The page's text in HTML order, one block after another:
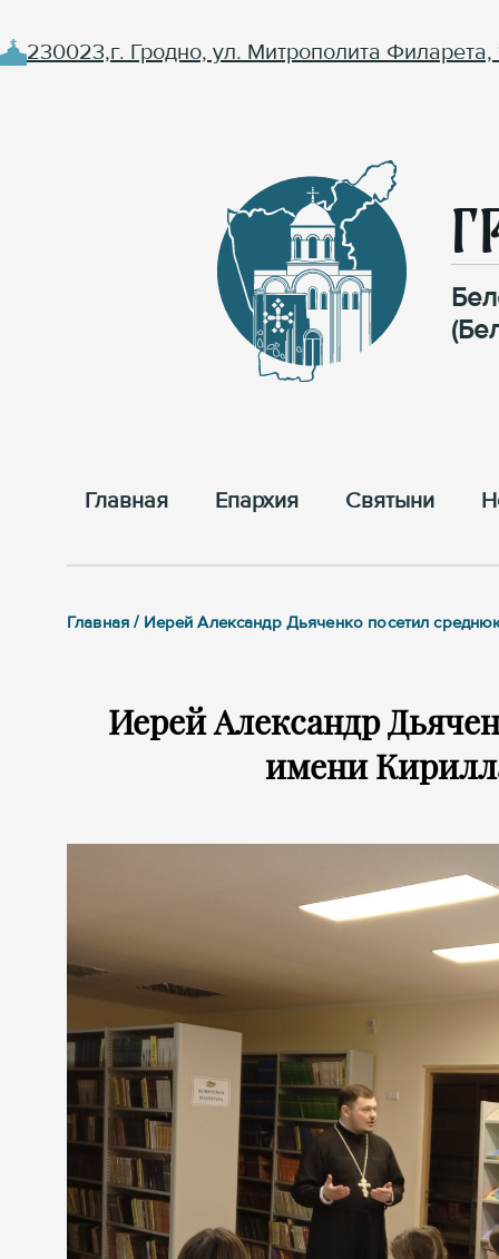
230023,г. Гродно, ул. Митрополита Филарета,
Главная Епархия Cвятыни
Главная / Иерей Александр Дьяченко посетил
Иерей Александр
имени